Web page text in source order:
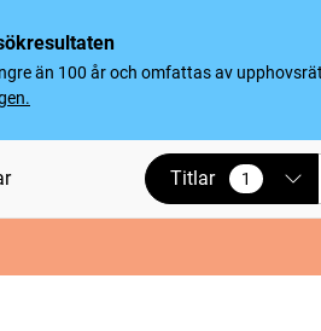
än 100 år och omfattas av
Titlar 1
vald